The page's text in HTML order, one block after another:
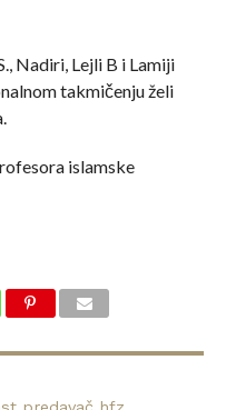
Nadiri, Lejli B i Lamiji
takmičenju želi
islamske